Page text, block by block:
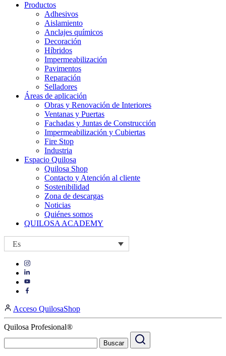
Productos
Adhesivos
Aislamiento
Anclajes químicos
Decoración
Híbridos
Impermeabilización
Pavimentos
Reparación
Selladores
Áreas de aplicación
Obras y Renovación de Interiores
Ventanas y Puertas
Fachadas y Juntas de Construcción
Impermeabilización y Cubiertas
Fire Stop
Industria
Espacio Quilosa
Quilosa Shop
Contacto y Atención al cliente
Sostenibilidad
Zona de descargas
Noticias
Quiénes somos
QUILOSA ACADEMY
Es
Visit
https://www.instagram.com/quilosa_selena/
Visit
our
Visit
page
https://www.facebook.com/QuilosaSelenaIberia/
page
Acceso QuilosaShop
Quilosa Profesional®